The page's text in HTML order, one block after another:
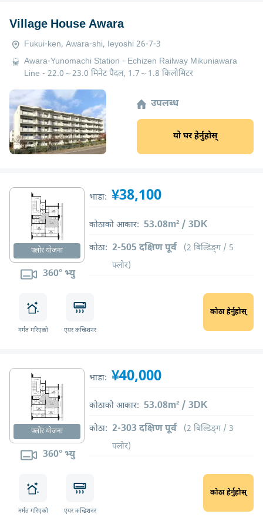
Village House Awara
Fukui-ken, Awara-shi, Ieyoshi 26-7-3
Awara-Yunomachi Station - Echizen Railway Mikuniawara
Line - 22.0～23.0 मिनेट पैदल, 1.7～1.8 किलोमिटर
उपलब्ध
यो घर हेर्नुहोस्
फ्लोर योजना
360° भ्यु
भाडा: ¥38,100
कोठाको आकार: 53.08m² / 3DK
कोठा: 2-505 दक्षिण पूर्व
(2 बिल्डिङ्ग / 5
फ्लोर)
मर्मत गरिएको एयर कन्डिशनर
कोठा हेर्नुहोस्
फ्लोर योजना
360° भ्यु
भाडा: ¥40,000
कोठाको आकार: 53.08m² / 3DK
कोठा: 2-303 दक्षिण पूर्व
(2 बिल्डिङ्ग / 3
फ्लोर)
मर्मत गरिएको एयर कन्डिशनर
कोठा हेर्नुहोस्